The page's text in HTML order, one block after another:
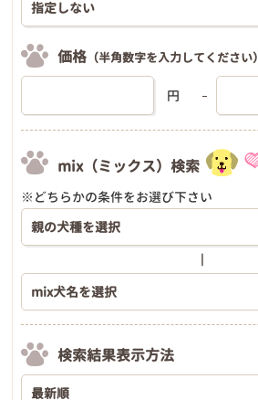
価格 （半角数字を入力してください）
円
mix（ミックス）検索
※どちらかの条件をお選び下さい
検索結果表示方法